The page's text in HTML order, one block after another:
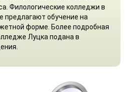
Филологические колледжи в
предлагают обучение на
форме. Более подробная
Луцка подана в